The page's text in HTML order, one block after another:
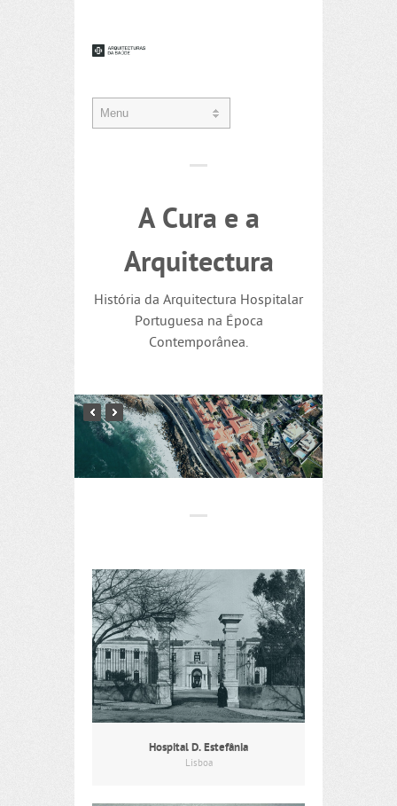
A Cura e a
Arquitectura
História da Arquitectura Hospitalar
Portuguesa na Época
Contemporânea.
Hospital D. Estefânia
Lisboa